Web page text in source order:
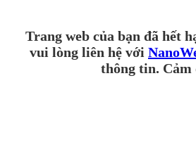
Trang web của bạn đã hết
vui lòng liên hệ với
thông tin. Cảm